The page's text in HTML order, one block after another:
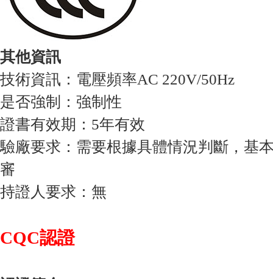
其他資訊
技術資訊：電壓頻率AC 220V/50Hz
是否強制：強制性
證書有效期：5年有效
驗廠要求：需要根據具體情況判斷，基
審
持證人要求：無
CQC認證